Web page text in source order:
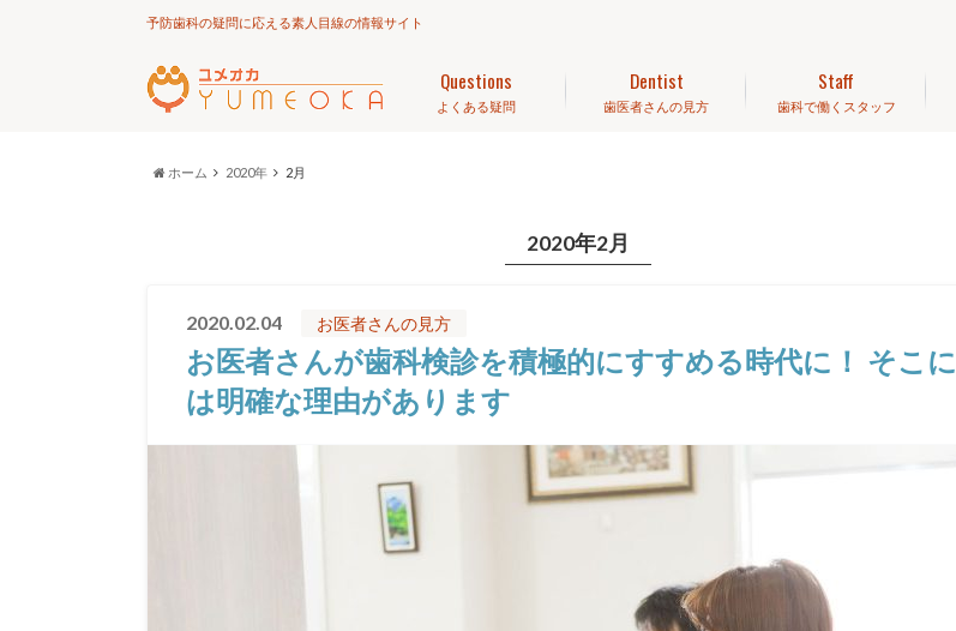
予防歯科の疑問に応える素人目線の情報サイト
よくある疑問
Questions
歯医者さんの見方
Dentist
歯科で働くスタッフ
Staff
ホーム 2020年 2月
2020年2月
2020.02.04 お医者さんの見方
お医者さんが歯科検診を積極的にすすめる時代に！ そこに
は明確な理由があります